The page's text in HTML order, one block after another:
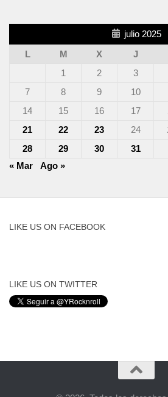
julio 2025
L
M X J
1
2 3
7
8 9 10
14
15 16 17
21
22 23 24
28
29 30
31
« Mar
Ago »
LIKE US ON FACEBOOK
LIKE US ON TWITTER